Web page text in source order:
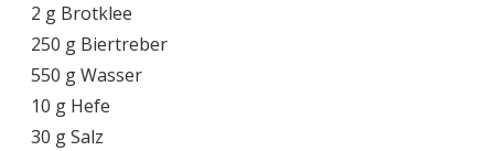
2 g Brotklee
250 g Biertreber
550 g Wasser
10 g Hefe
30 g Salz